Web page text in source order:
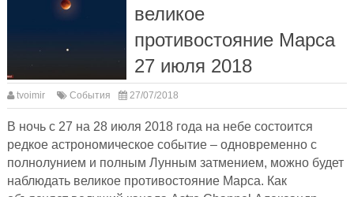
великое
противостояние Марса
27 июля 2018
tvoimir События 27/07/2018
В ночь с 27 на 28 июля 2018 года на небе состоится
редкое астрономическое событие – одновременно с
полнолунием и полным Лунным затмением, можно будет
наблюдать великое противостояние Марса. Как